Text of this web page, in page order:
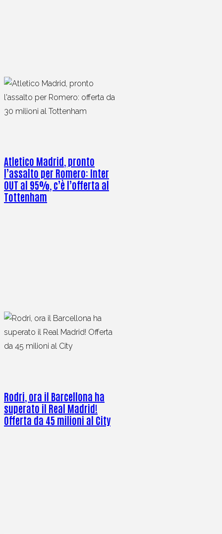
Atletico Madrid, pronto
l’assalto per Romero: Inter
OUT al 95%, c’è l’offerta al
Tottenham
Rodri, ora il Barcellona ha
superato il Real Madrid!
Offerta da 45 milioni al City